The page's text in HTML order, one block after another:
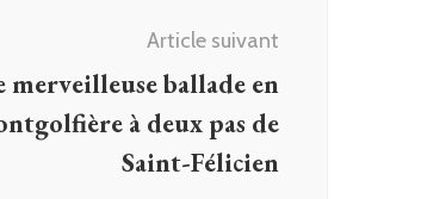
Article suivant
merveilleuse ballade en
à deux pas de
Saint-Félicien